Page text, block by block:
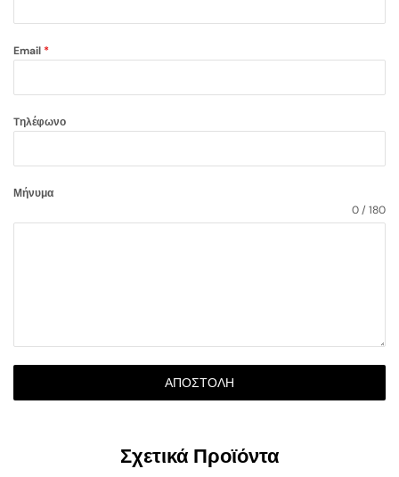
Email *
Tηλέφωνο
Μήνυμα
0 / 180
ΑΠΟΣΤΟΛΉ
Σχετικά Προϊόντα